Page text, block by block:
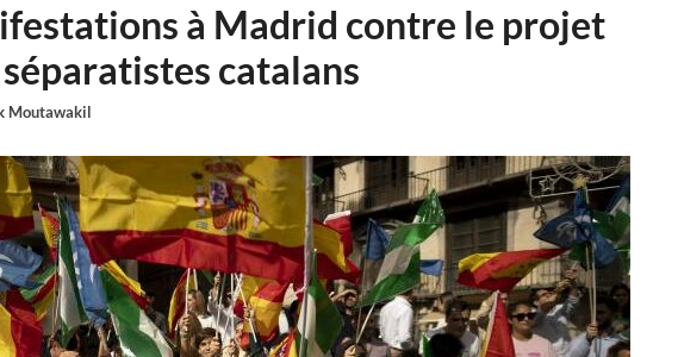
à Madrid contre le projet
catalans
Moutawakil